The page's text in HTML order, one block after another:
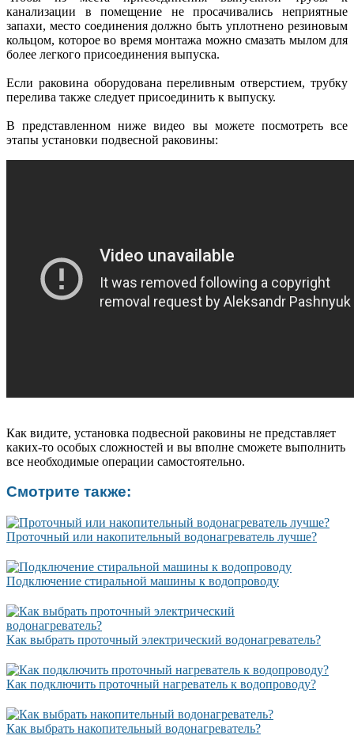
канализации в помещение не просачивались неприятные
запахи, место соединения должно быть уплотнено резиновым
кольцом, которое во время монтажа можно смазать мылом для
более легкого присоединения выпуска.
Если раковина оборудована переливным отверстием, трубку
перелива также следует присоединить к выпуску.
В представленном ниже видео вы можете посмотреть все
этапы установки подвесной раковины:
Как видите, установка подвесной раковины не представляет
каких-то особых сложностей и вы вполне сможете выполнить
все необходимые операции самостоятельно.
Смотрите также:
Проточный или накопительный водонагреватель лучше?
Подключение стиральной машины к водопроводу
Как выбрать проточный электрический водонагреватель?
Как подключить проточный нагреватель к водопроводу?
Как выбрать накопительный водонагреватель?